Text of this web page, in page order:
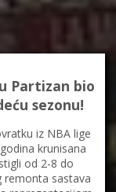
Partizan bio
sezonu!
iz NBA lige
krunisana
od 2-8 do
remonta sastava